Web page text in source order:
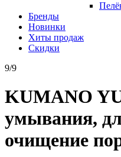
Бренды
Новинки
Хиты продаж
Скидки
9/9
KUMANO
умывания,
очищение